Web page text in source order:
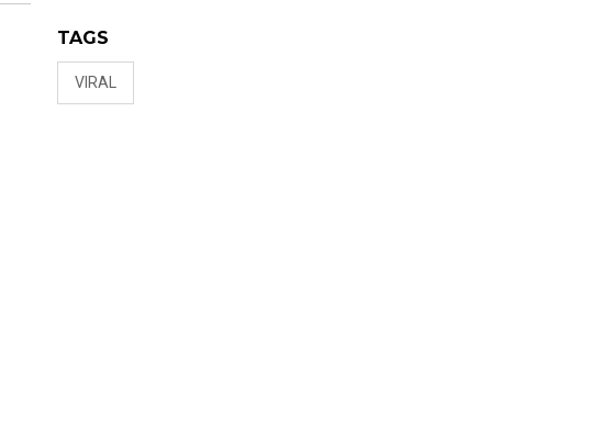
TAGS
VIRAL